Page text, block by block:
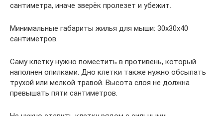
сантиметра, иначе зверёк пролезет и убежит.
Минимальные габариты жилья для мыши: 30х30х40
сантиметров.
Саму клетку нужно поместить в противень, который
наполнен опилками. Дно клетки также нужно обсыпать
трухой или мелкой травой. Высота слоя не должна
превышать пяти сантиметров.